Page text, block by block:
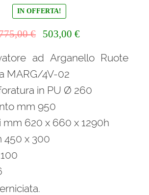
IN OFFERTA!
€
originale
775,00 €.
503,00 €Il
attuale
ad Arganello Ruote
MARG/4V-02
in PU Ø 260
mm 950
mm 620 x 660 x 1290h
450 x 300